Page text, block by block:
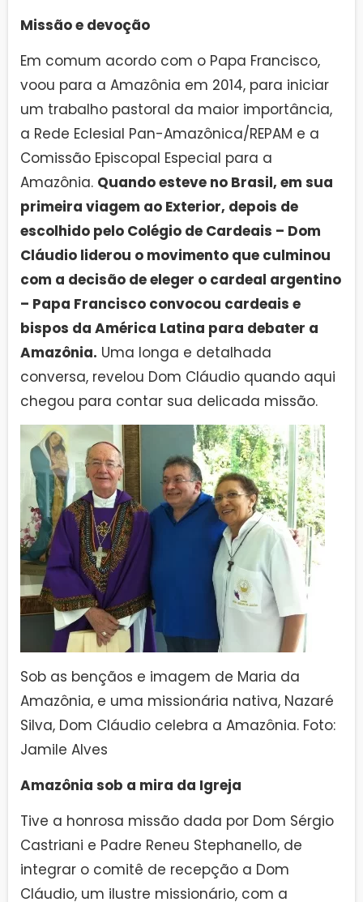
Missão e devoção
Em comum acordo com o Papa Francisco,
voou para a Amazônia em 2014, para iniciar
um trabalho pastoral da maior importância,
a Rede Eclesial Pan-Amazônica/REPAM e a
Comissão Episcopal Especial para a
Amazônia. Quando esteve no Brasil, em sua
primeira viagem ao Exterior, depois de
escolhido pelo Colégio de Cardeais – Dom
Cláudio liderou o movimento que culminou
com a decisão de eleger o cardeal argentino
– Papa Francisco convocou cardeais e
bispos da América Latina para debater a
Amazônia. Uma longa e detalhada
conversa, revelou Dom Cláudio quando aqui
chegou para contar sua delicada missão.
Sob as bençãos e imagem de Maria da
Amazônia, e uma missionária nativa, Nazaré
Silva, Dom Cláudio celebra a Amazônia. Foto:
Jamile Alves
Amazônia sob a mira da Igreja
Tive a honrosa missão dada por Dom Sérgio
Castriani e Padre Reneu Stephanello, de
integrar o comitê de recepção a Dom
Cláudio, um ilustre missionário, com a